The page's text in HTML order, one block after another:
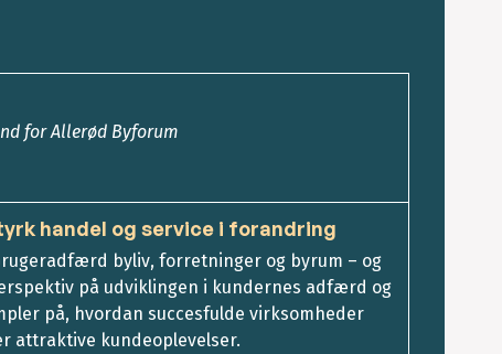
for Allerød Byforum
handel og service i forandring
byliv, forretninger og byrum – og
på udviklingen i kundernes adfærd og
på, hvordan succesfulde virksomheder
attraktive kundeoplevelser.